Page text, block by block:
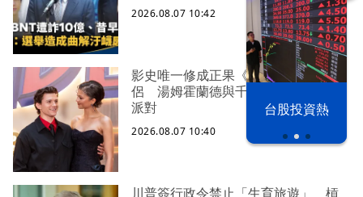
以色列 穹頂
台股投資熱
2026.08.07 10:42
影史唯一修成正果《蜘蛛人》銀幕情
侶 湯姆霍蘭德與千黛亞英國辦結婚
派對
2026.08.07 10:40
川普簽行政令禁止「生育旅遊」 槓